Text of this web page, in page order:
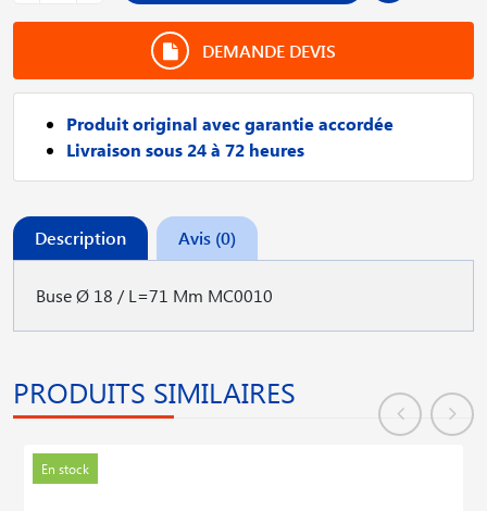
DEMANDE DEVIS
Produit original avec garantie accordée
Livraison sous 24 à 72 heures
Description Avis (0)
Buse Ø 18 / L=71 Mm MC0010
PRODUITS SIMILAIRES
En stock